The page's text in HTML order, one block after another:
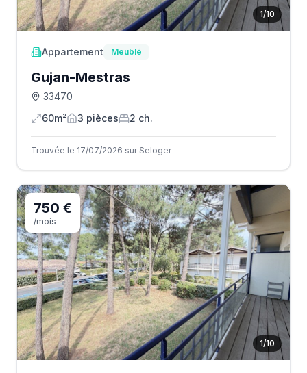
1/10
Appartement Meublé
Gujan-Mestras
33470
60m²
3 pièces 2 ch.
Trouvée le 17/07/2026 sur Seloger
1/10
750 €
/mois